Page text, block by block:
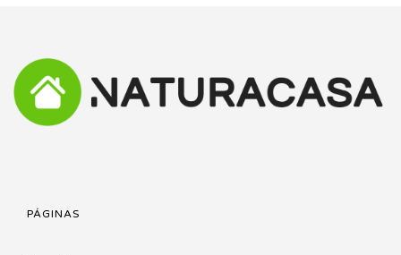
PÁGINAS